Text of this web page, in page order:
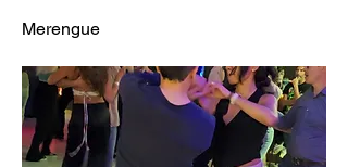
Merengue